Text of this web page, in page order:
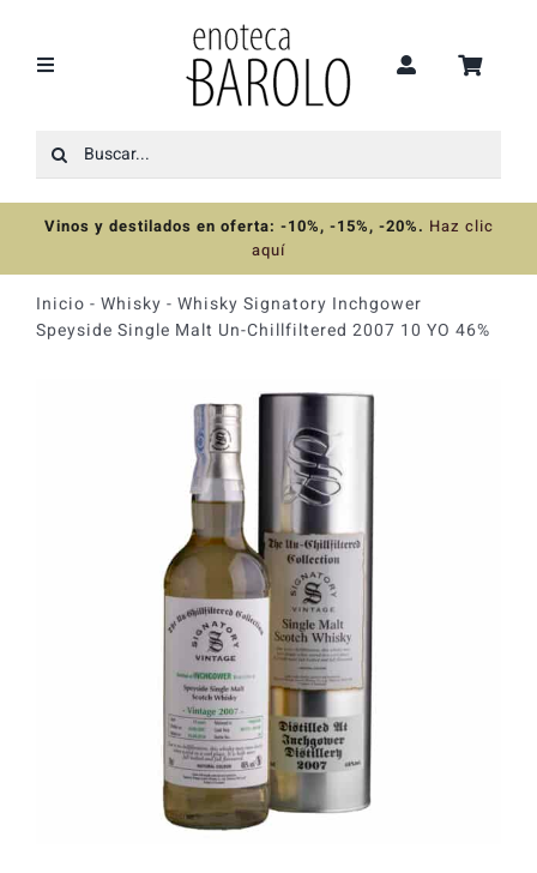
contenido
Toggle
Recomendaciones
Ofertas
Colecciones
Catas y Actividades
Buscar:
Vinos y destilados en oferta: -10%, -15%, -20%. Haz clic
aquí
Inicio - Whisky - Whisky Signatory Inchgower
Speyside Single Malt Un-Chillfiltered 2007 10 YO 46%